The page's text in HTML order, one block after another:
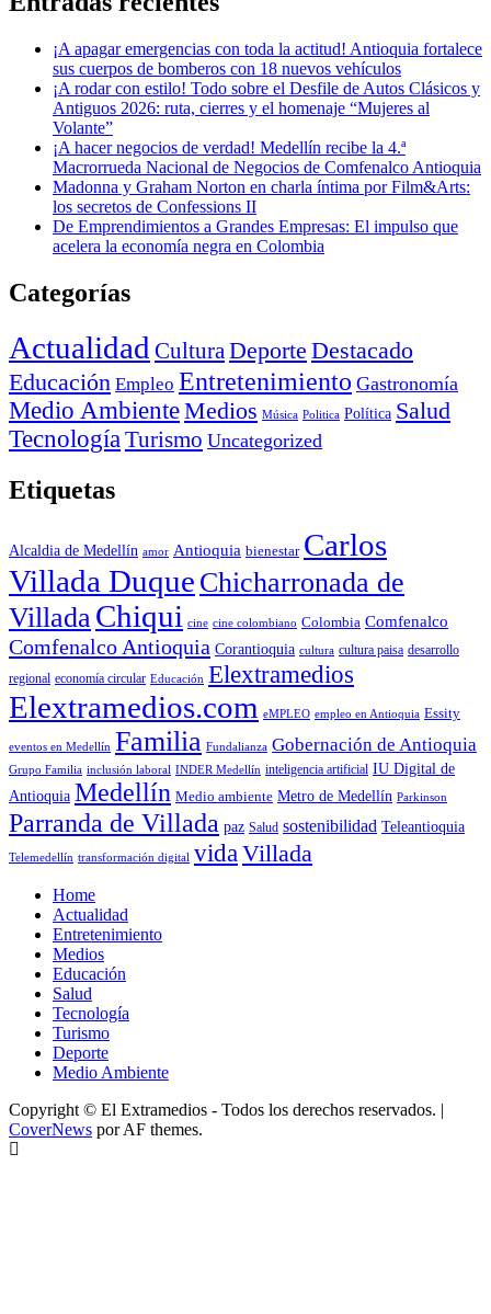
¡A apagar emergencias con toda la actitud! Antioquia fortalece
sus cuerpos de bomberos con 18 nuevos vehículos
¡A rodar con estilo! Todo sobre el Desfile de Autos Clásicos y
Antiguos 2026: ruta, cierres y el homenaje “Mujeres al
Volante”
¡A hacer negocios de verdad! Medellín recibe la 4.ª
Macrorrueda Nacional de Negocios de Comfenalco Antioquia
Madonna y Graham Norton en charla íntima por Film&Arts:
los secretos de Confessions II
De Emprendimientos a Grandes Empresas: El impulso que
acelera la economía negra en Colombia
Categorías
Actualidad Cultura Deporte Destacado
Educación Empleo Entretenimiento Gastronomía
Medio AmbienteMedios Música Politica Política Salud
Tecnología Turismo Uncategorized
Etiquetas
Alcaldia de Medellín amor Antioquia bienestar Carlos
Villada Duque Chicharronada de
Villada Chiqui cine cine colombiano Colombia Comfenalco
Comfenalco Antioquia Corantioquia cultura cultura paisa desarrollo
regional economía circular Educación Elextramedios
Elextramedios.com eMPLEO empleo en Antioquia Essity
eventos en Medellín Familia Fundalianza Gobernación de Antioquia
Grupo Familia inclusión laboral INDER Medellín inteligencia artificial IU Digital de
Antioquia Medellín Medio ambiente Metro de Medellín Parkinson
Parranda de Villada paz Salud sostenibilidad Teleantioquia
Telemedellín transformación digital vida Villada
Home
Actualidad
Entretenimiento
Medios
Educación
Salud
Tecnología
Turismo
Deporte
Medio Ambiente
Copyright © El Extramedios - Todos los derechos reservados. |
CoverNews por AF themes.